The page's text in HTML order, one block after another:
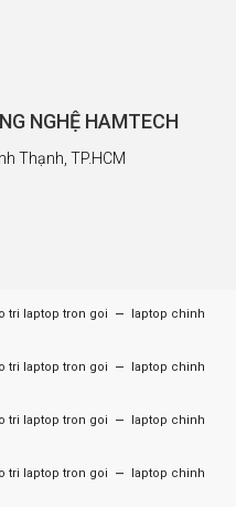
NGHỆ HAMTECH
Thạnh, TP.HCM
tri laptop tron goi –
laptop chinh
tri laptop tron goi –
laptop chinh
tri laptop tron goi –
laptop chinh
tri laptop tron goi –
laptop chinh